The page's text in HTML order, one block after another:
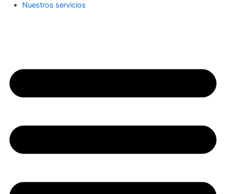
Nuestros servicios